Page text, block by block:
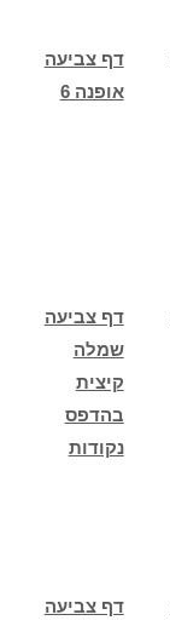
דף צביעה
אופנה 6
דף צביעה
שמלה
קיצית
בהדפס
נקודות
דף צביעה